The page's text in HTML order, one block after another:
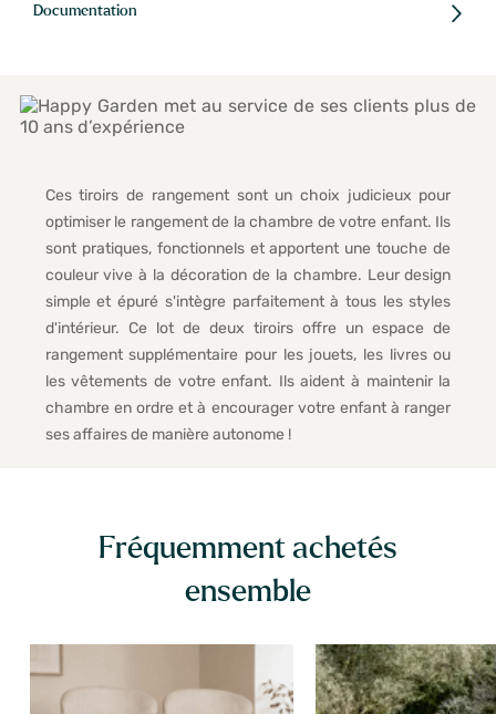
Documentation
Ces tiroirs de rangement sont un choix judicieux pour
optimiser le rangement de la chambre de votre enfant. Ils
sont pratiques, fonctionnels et apportent une touche de
couleur vive à la décoration de la chambre. Leur design
simple et épuré s'intègre parfaitement à tous les styles
d'intérieur. Ce lot de deux tiroirs offre un espace de
rangement supplémentaire pour les jouets, les livres ou
les vêtements de votre enfant. Ils aident à maintenir la
chambre en ordre et à encourager votre enfant à ranger
ses affaires de manière autonome !
Fréquemment achetés
ensemble